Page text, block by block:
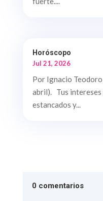
Horóscopo
Jul 21, 2026
Por Ignacio
abril). Tus
estancados y...
0 comentarios